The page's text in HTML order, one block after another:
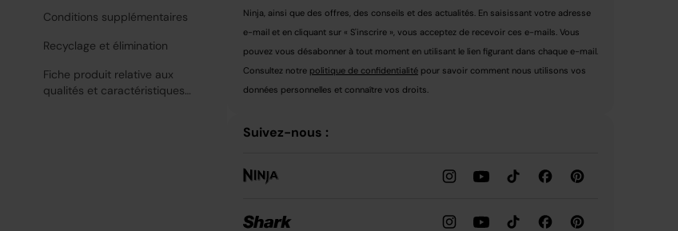
Conditions supplémentaires
Recyclage et élimination
Fiche produit relative aux
qualités et caractéristiques
Ninja, ainsi que des offres, des conseils et des actualités. En saisissant votre adresse
e-mail et en cliquant sur « S'inscrire », vous acceptez de recevoir ces e-mails. Vous
pouvez vous désabonner à tout moment en utilisant le lien figurant dans chaque e-mail.
Consultez notre politique de confidentialité pour savoir comment nous utilisons vos
données personnelles et connaître vos droits.
Suivez-nous :